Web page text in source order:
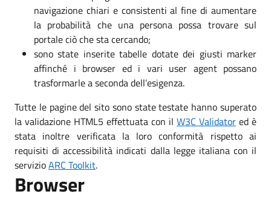
navigazione chiari e consistenti al fine di aumentare
la probabilità che una persona possa trovare sul
portale ciò che sta cercando;
sono state inserite tabelle dotate dei giusti marker
affinché i browser ed i vari user agent possano
trasformarle a seconda dell’esigenza.
Tutte le pagine del sito sono state testate hanno superato
la validazione HTML5 effettuata con il W3C Validator ed è
stata inoltre verificata la loro conformità rispetto ai
requisiti di accessibilità indicati dalla legge italiana con il
servizioARC Toolkit.
Browser